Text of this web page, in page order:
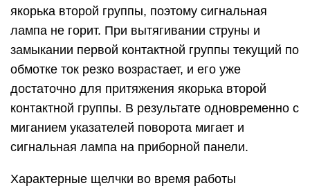
якорька второй группы, поэтому сигнальная
лампа не горит. При вытягивании струны и
замыкании первой контактной группы текущий по
обмотке ток резко возрастает, и его уже
достаточно для притяжения якорька второй
контактной группы. В результате одновременно с
миганием указателей поворота мигает и
сигнальная лампа на приборной панели.
Характерные щелчки во время работы